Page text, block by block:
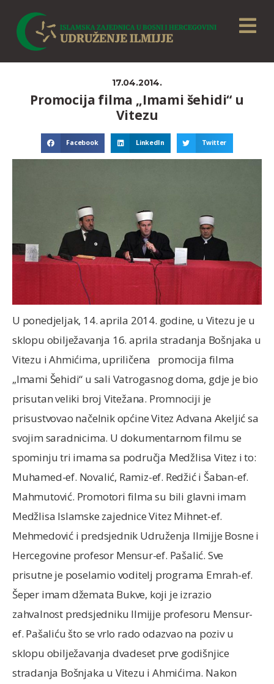
17.04.2014.
Promocija filma „Imami šehidi“ u
Vitezu
Facebook LinkedIn Twitter
U ponedjeljak, 14. aprila 2014. godine, u Vitezu je u
sklopu obilježavanja 16. aprila stradanja Bošnjaka u
Vitezu i Ahmićima, upriličena promocija filma
„Imami Šehidi“ u sali Vatrogasnog doma, gdje je bio
prisutan veliki broj Vitežana. Promnociji je
prisustvovao načelnik općine Vitez Advana Akeljić sa
svojim saradnicima. U dokumentarnom filmu se
spominju tri imama sa područja Medžlisa Vitez i to:
Muhamed-ef. Novalić, Ramiz-ef. Redžić i Šaban-ef.
Mahmutović. Promotori filma su bili glavni imam
Medžlisa Islamske zajednice Vitez Mihnet-ef.
Mehmedović i predsjednik Udruženja Ilmijje Bosne i
Hercegovine profesor Mensur-ef. Pašalić. Sve
prisutne je poselamio voditelj programa Emrah-ef.
Šeper imam džemata Bukve, koji je izrazio
zahvalnost predsjedniku Ilmijje profesoru Mensur-
ef. Pašaliću što se vrlo rado odazvao na poziv u
sklopu obilježavanja dvadeset prve godišnjice
stradanja Bošnjaka u Vitezu i Ahmićima. Nakon